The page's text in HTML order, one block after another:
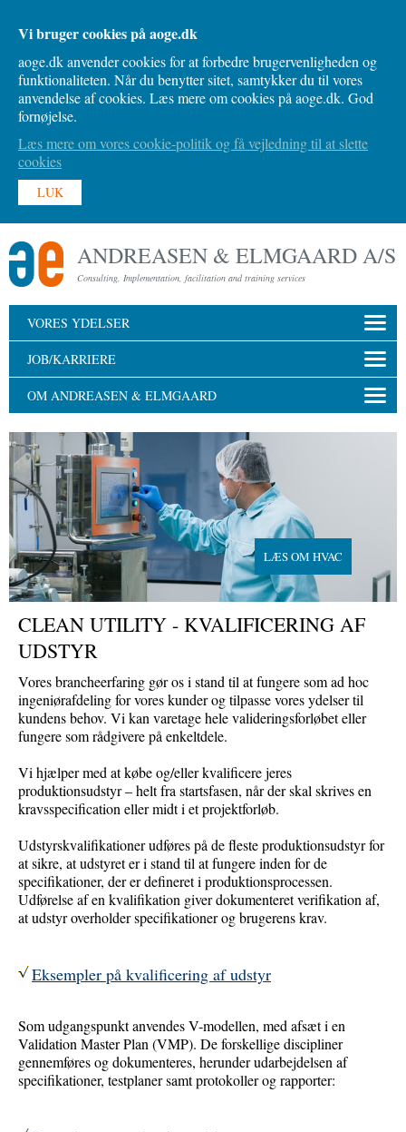
Vi bruger cookies på aoge.dk
aoge.dk anvender cookies for at forbedre brugervenligheden og
funktionaliteten. Når du benytter sitet, samtykker du til vores
anvendelse af cookies. Læs mere om cookies på aoge.dk. God
fornøjelse.
Læs mere om vores cookie-politik og få vejledning til at slette
cookies
LUK
ANDREASEN & ELMGAARD A/S
Consulting, Implementation, facilitation and training services
VORES YDELSER
JOB/KARRIERE
OM ANDREASEN & ELMGAARD
LÆS OM HVAC
CLEAN UTILITY - KVALIFICERING AF
UDSTYR
Vores brancheerfaring gør os i stand til at fungere som ad hoc
ingeniørafdeling for vores kunder og tilpasse vores ydelser til
kundens behov. Vi kan varetage hele valideringsforløbet eller
fungere som rådgivere på enkeltdele.
Vi hjælper med at købe og/eller kvalificere jeres
produktionsudstyr – helt fra startsfasen, når der skal skrives en
kravsspecification eller midt i et projektforløb.
Udstyrskvalifikationer udføres på de fleste produktionsudstyr for
at sikre, at udstyret er i stand til at fungere inden for de
specifikationer, der er defineret i produktionsprocessen.
Udførelse af en kvalifikation giver dokumenteret verifikation af,
at udstyr overholder specifikationer og brugerens krav.
Eksempler på kvalificering af udstyr
Som udgangspunkt anvendes V-modellen, med afsæt i en
Validation Master Plan (VMP). De forskellige discipliner
gennemføres og dokumenteres, herunder udarbejdelsen af
specifikationer, testplaner samt protokoller og rapporter: